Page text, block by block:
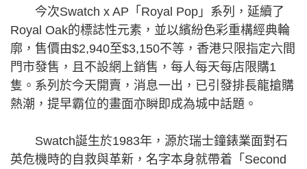
今次Swatch x AP「Royal Pop」系列，延續了
Royal Oak的標誌性元素，並以繽紛色彩重構經典輪
廓，售價由$2,940至$3,150不等，香港只限指定六間
門市發售，且不設網上銷售，每人每天每店限購1
隻。系列於今天開賣，消息一出，已引發排長龍搶購
熱潮，提早霸位的畫面亦瞬即成為城中話題。
Swatch誕生於1983年，源於瑞士鐘錶業面對石
英危機時的自救與革新，名字本身就帶着「Second